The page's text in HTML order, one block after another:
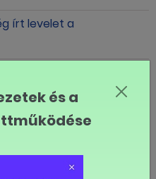
írt levelet a
fejlesztők is
négy helyszínén
és a